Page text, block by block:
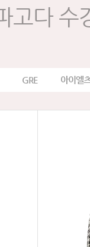
고다 수
GRE 아이엘